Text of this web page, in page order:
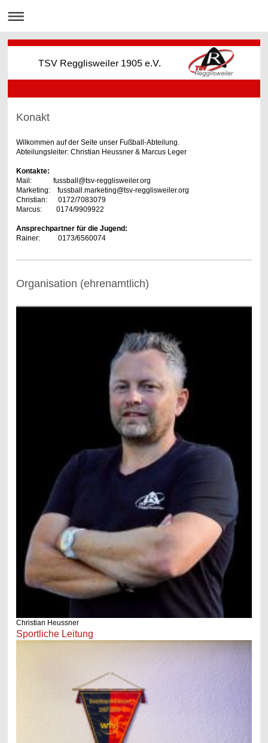
TSV Regglisweiler 1905 e.V.
Konakt
Wilkommen auf der Seite unser Fußball-Abteilung.
Abteilungsleiter: Christian Heussner & Marcus Leger
Kontakte:
Mail: fussball@tsv-regglisweiler.org
Marketing:
fussball.marketing@tsv-regglisweiler.org
Christian: 0172/7083079
Marcus: 0174/9909922
Ansprechpartner für die Jugend:
Rainer: 0173/6560074
Organisation (ehrenamtlich)
Christian Heussner
Sportliche Leitung